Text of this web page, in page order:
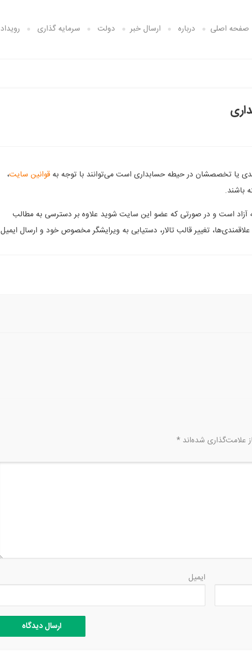
صفحه اصلی درباره ارسال خبر دولت سرمایه گذاری رویداد
یا تخصصشان در حیطه حسابداری است می‌توانند با توجه به قوانین سایت،
باشند.
آزاد است و در صورتی که عضو این سایت شوید علاوه بر دسترسی به مطالب
تغییر قالب تالار، دستیابی به ویرایشگر مخصوص خود و ارسال ایمیل
علامت‌گذاری شده‌اند *
ایمیل